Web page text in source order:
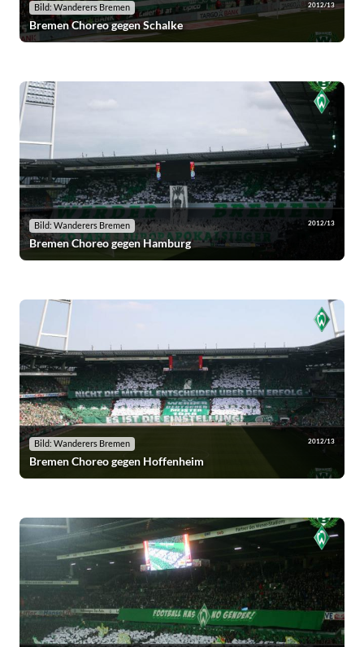
Bild: Wanderers Bremen 2012/13
Bremen Choreo gegen Schalke
Bild: Wanderers Bremen 2012/13
Bremen Choreo gegen Hamburg
Bild: Wanderers Bremen 2012/13
Bremen Choreo gegen Hoffenheim